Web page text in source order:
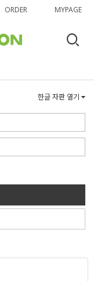
ORDER MYPAGE
한글 자판 열기